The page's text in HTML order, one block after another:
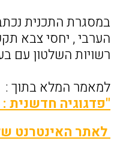
במסגרת התכנית
הערבי , יחסי צבא
רשויות השלטון עם
למאמר המלא בתוך :
"פדגוגיה חדשנית : חינוך לחשיבה ,
לאתר האינטרנט